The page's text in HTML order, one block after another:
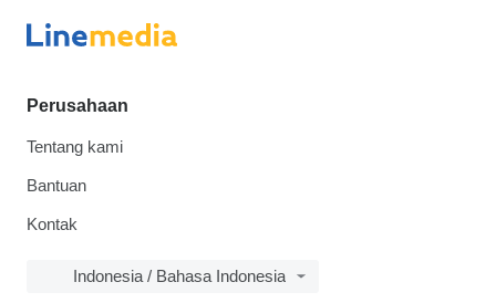
Perusahaan
Tentang kami
Bantuan
Kontak
Indonesia / Bahasa Indonesia